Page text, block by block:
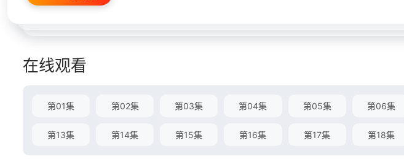
在线观看
第01集 第02集 第03集 第04集 第05集 第06集
第13集 第14集 第15集 第16集 第17集 第18集